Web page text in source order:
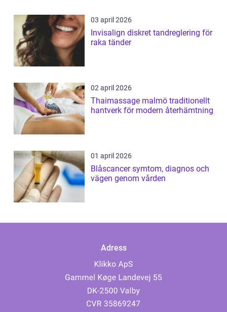
03 april 2026
Invisalign diskret tandreglering för
raka tänder
02 april 2026
Thaimassage malmö traditionellt
hantverk för modern återhämtning
01 april 2026
Blåscancer symtom, diagnos och
vägen genom vården
Adress